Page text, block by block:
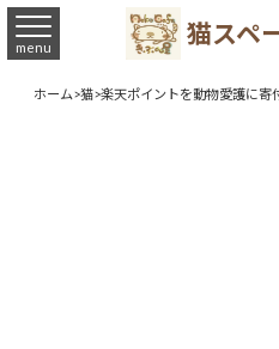
猫スペ
menu
ホーム>猫>楽天ポイントを動物愛護に寄